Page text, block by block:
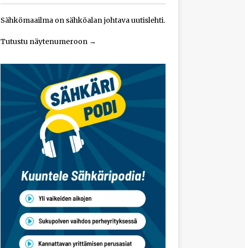
Sähkömaailma on sähköalan johtava uutislehti.
Tutustu näytenumeroon→